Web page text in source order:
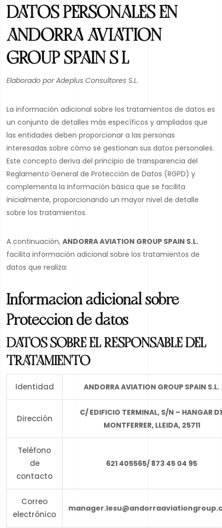
DATOS PERSONALES EN
ANDORRA AVIATION
GROUP SPAIN S.L.
Elaborado por Adeplus Consultores S.L.
La información adicional sobre los tratamientos de datos es
un conjunto de detalles más específicos y ampliados que
las entidades deben proporcionar a las personas
interesadas sobre cómo se gestionan sus datos personales.
Este concepto deriva del principio de transparencia del
Reglamento General de Protección de Datos (RGPD) y
complementa la información básica que se facilita
inicialmente, proporcionando un mayor nivel de detalle
sobre los tratamientos.
A continuación, ANDORRA AVIATION GROUP SPAIN S.L.
facilita información adicional sobre los tratamientos de
datos que realiza:
Informacion adicional sobre
Proteccion de datos
DATOS SOBRE EL RESPONSABLE DEL
TRATAMIENTO
Identidad ANDORRA AVIATION GROUP SPAIN S.L.
Dirección
C/ EDIFICIO TERMINAL, S/N – HANGAR
MONTFERRER, LLEIDA, 25711
Teléfono
de
contacto
621 405565/ 873 45 04 95
Correo
electrónico